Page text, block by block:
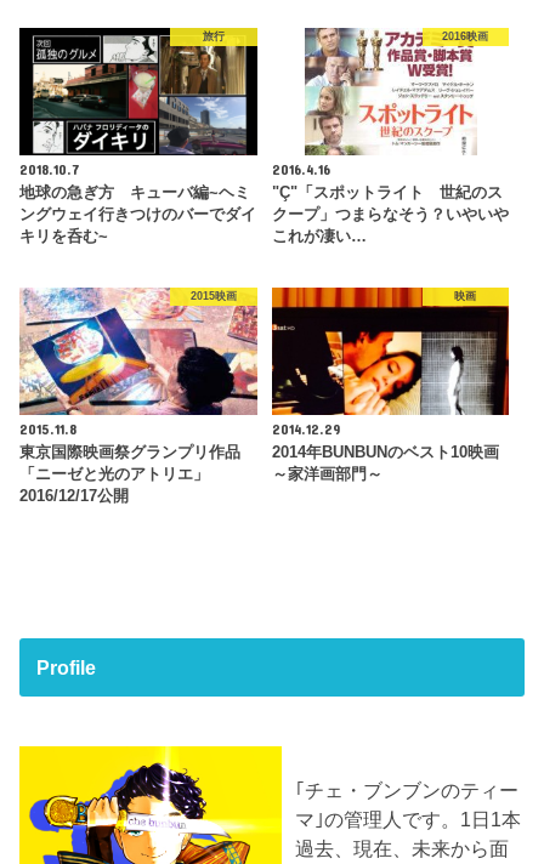
旅行
2018.10.7
地球の急ぎ方 キューバ編~ヘミ
ングウェイ行きつけのバーでダイ
キリを呑む~
2016映画
2016.4.16
"Ç"「スポットライト 世紀のス
クープ」つまらなそう？いやいや
これが凄い…
2015映画
2015.11.8
東京国際映画祭グランプリ作品
「ニーゼと光のアトリエ」
2016/12/17公開
映画
2014.12.29
2014年BUNBUNのベスト10映画
～家洋画部門～
Profile
｢チェ・ブンブンのティー
マ｣の管理人です。1日1本
過去、現在、未来から面